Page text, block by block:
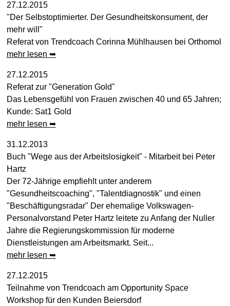
27.12.2015
"Der Selbstoptimierter. Der Gesundheitskonsument, der
mehr will"
Referat von Trendcoach Corinna Mühlhausen bei Orthomol
mehr lesen ➥
27.12.2015
Referat zur "Generation Gold"
Das Lebensgefühl von Frauen zwischen 40 und 65 Jahren;
Kunde: Sat1 Gold
mehr lesen ➥
31.12.2013
Buch "Wege aus der Arbeitslosigkeit" - Mitarbeit bei Peter
Hartz
Der 72-Jährige empfiehlt unter anderem
"Gesundheitscoaching", "Talentdiagnostik" und einen
"Beschäftigungsradar" Der ehemalige Volkswagen-
Personalvorstand Peter Hartz leitete zu Anfang der Nuller
Jahre die Regierungskommission für moderne
Dienstleistungen am Arbeitsmarkt. Seit...
mehr lesen ➥
27.12.2015
Teilnahme von Trendcoach am Opportunity Space
Workshop für den Kunden Beiersdorf